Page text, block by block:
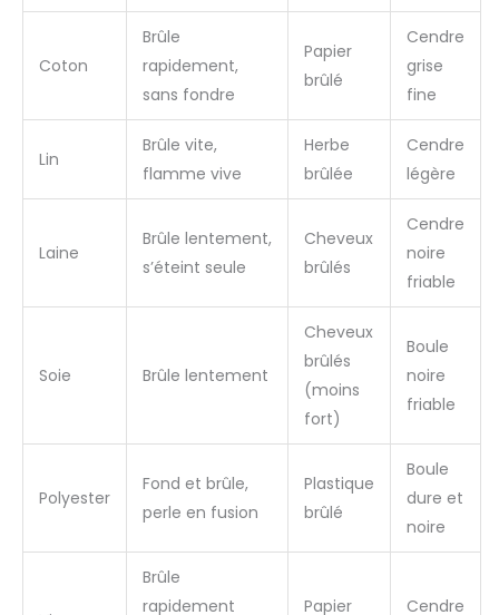
Coton
Brûle
rapidement,
sans fondre
Papier
brûlé
Cendre
grise
fine
Lin
Brûle vite,
flamme vive
Herbe
brûlée
Cendre
légère
Laine
Brûle lentement,
s’éteint seule
Cheveux
brûlés
Cendre
noire
friable
Soie Brûle lentement
Cheveux
brûlés
(moins
fort)
Boule
noire
friable
Polyester
Fond et brûle,
perle en fusion
Plastique
brûlé
Boule
dure et
noire
Brûle
rapidement
Papier
Cendre